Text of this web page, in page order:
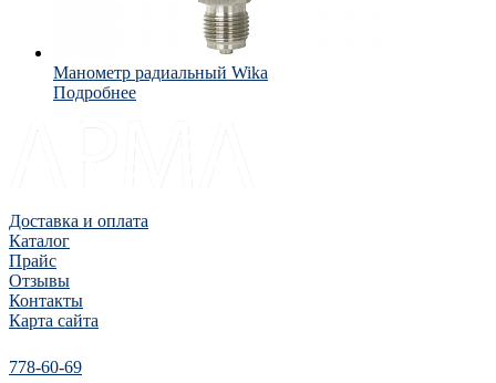
Манометр радиальный Wika
Подробнее
Доставка и оплата
Каталог
Прайс
Отзывы
Контакты
Карта сайта
778-60-69